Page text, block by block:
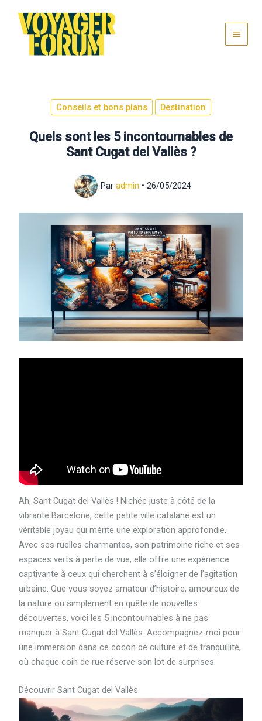
contenu
Conseils et bons plans Destination
Quels sont les 5 incontournables de
Sant Cugat del Vallès ?
Par admin • 26/05/2024
Ah, Sant Cugat del Vallès ! Nichée juste à côté de la
vibrante Barcelone, cette petite ville catalane est un
véritable joyau qui mérite une exploration approfondie.
Avec ses ruelles charmantes, son patrimoine riche et ses
espaces verts à perte de vue, elle offre une expérience
captivante à ceux qui cherchent à s’éloigner de l’agitation
urbaine. Que vous soyez amateur d’histoire, amoureux de
la nature ou simplement en quête de nouvelles
découvertes, voici les 5 incontournables à ne pas
manquer à Sant Cugat del Vallès. Accompagnez-moi pour
une immersion dans ce cocon de culture et de tranquillité,
où chaque coin de rue réserve son lot de surprises.
Découvrir Sant Cugat del Vallès